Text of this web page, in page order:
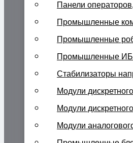
Панели операторов,
Промышленные
Промышленные
Промышленные
Стабилизаторы
Модули
Модули
Модули